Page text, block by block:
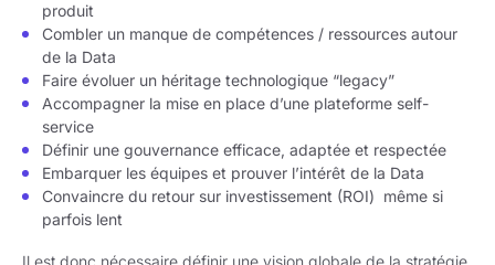
produit
Combler un manque de compétences / ressources autour
de la Data
Faire évoluer un héritage technologique “legacy”
Accompagner la mise en place d’une plateforme self-
service
Définir une gouvernance efficace, adaptée et respectée
Embarquer les équipes et prouver l’intérêt de la Data
Convaincre du retour sur investissement (ROI) même si
parfois lent